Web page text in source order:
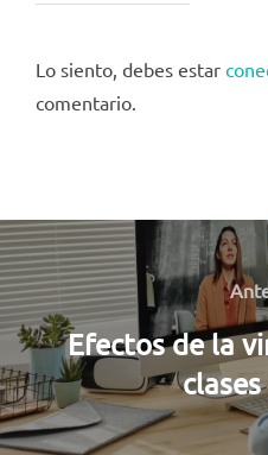
Lo siento, debes estar
comentario.
Navegación
de
entradas
Efectos de la